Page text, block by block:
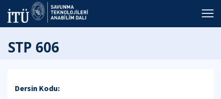
STP 606
Dersin Kodu: